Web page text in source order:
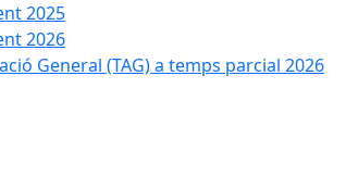
2025
2026
General (TAG) a temps parcial 2026